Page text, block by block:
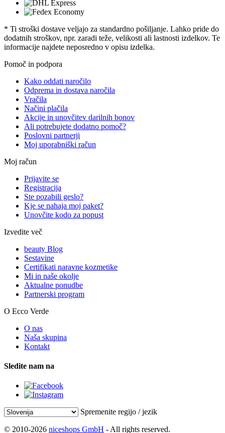
* Ti stroški dostave veljajo za standardno pošiljanje. Lahko pride do
dodatnih stroškov, npr. zaradi teže, velikosti ali lastnosti izdelkov. Te
informacije najdete neposredno v opisu izdelka.
Pomoč in podpora
Kako oddati naročilo
Odprema in dostava naročila
Vračila
Načini plačila
Akcije in unovčitev darilnih bonov
Ali potrebujete dodatno pomoč?
Poslovni partnerji
Moj uporabniški račun
Moj račun
Prijavite se
Registracija
Ste pozabili geslo?
Kje se nahaja moj paket?
Unovčite kodo za popust
Izvedite več
beauty Blog
Sestavine
Certifikati naravne kozmetike
Mi in naše okolje
Aktualne ponudbe
Partnerski program
O Ecco Verde
O nas
Naša skupina
Kontakt
Sledite nam na
Spremenite regijo / jezik
© 2010-2026 niceshops GmbH - All rights reserved.